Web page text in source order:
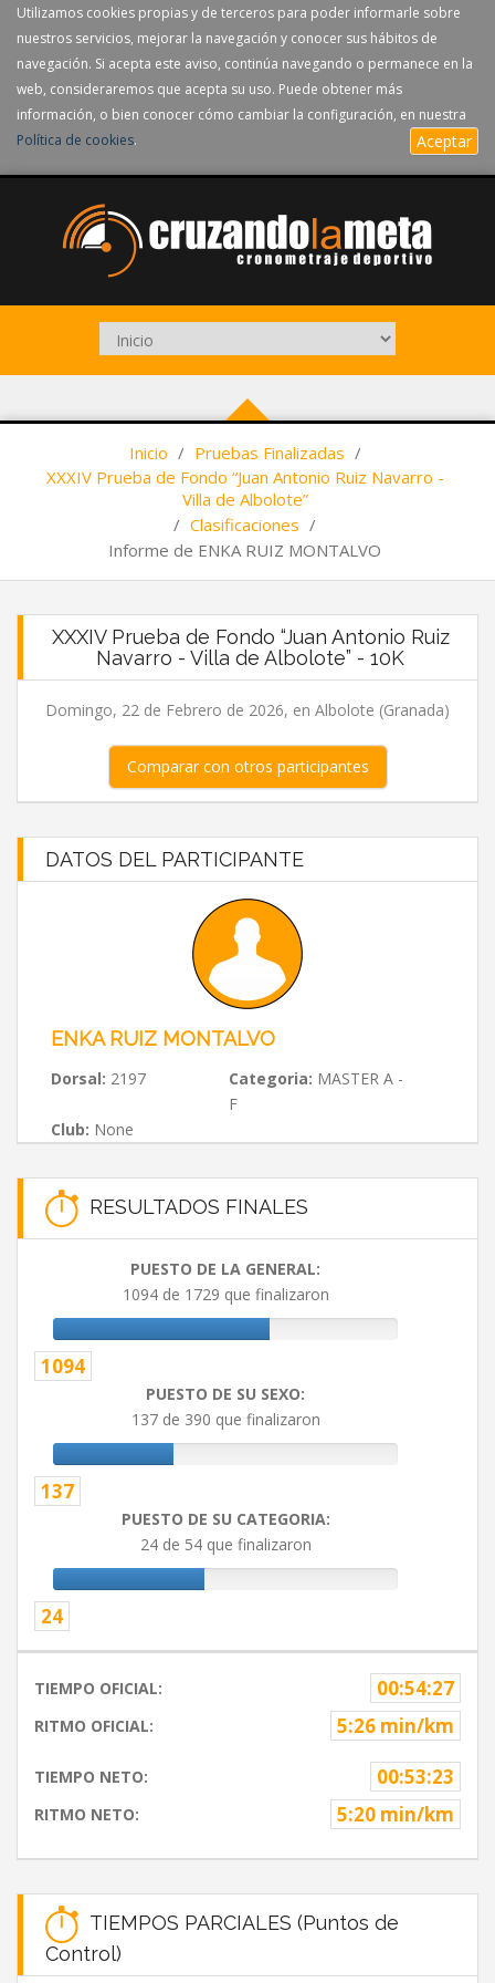
Utilizamos cookies propias y de terceros para poder informarle sobre
nuestros servicios, mejorar la navegación y conocer sus hábitos de
navegación. Si acepta este aviso, continúa navegando o permanece en la
web, consideraremos que acepta su uso. Puede obtener más
información, o bien conocer cómo cambiar la configuración, en nuestra
Política de cookies. Aceptar
Inicio / Pruebas Finalizadas /
XXXIV Prueba de Fondo “Juan Antonio Ruiz Navarro -
Villa de Albolote”
/ Clasificaciones /
Informe de ENKA RUIZ MONTALVO
XXXIV Prueba de Fondo “Juan Antonio Ruiz
Navarro - Villa de Albolote” - 10K
Domingo, 22 de Febrero de 2026, en Albolote (Granada)
Comparar con otros participantes
DATOS DEL PARTICIPANTE
ENKA RUIZ MONTALVO
Dorsal: 2197 Categoria: MASTER A -
F
Club: None
RESULTADOS FINALES
PUESTO DE LA GENERAL:
1094 de 1729 que finalizaron
1094
PUESTO DE SU SEXO:
137 de 390 que finalizaron
137
PUESTO DE SU CATEGORIA:
24 de 54 que finalizaron
24
TIEMPO OFICIAL: 00:54:27
RITMO OFICIAL: 5:26 min/km
TIEMPO NETO: 00:53:23
RITMO NETO: 5:20 min/km
TIEMPOS PARCIALES (Puntos de
Control)